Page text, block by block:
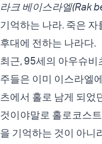
라크 베이스라엘(Rak
기억하는 나라. 죽은
후대에 전하는 나라다.
최근, 95세의 아우슈비
주들은 이미 이스라엘
츠에서 홀로 남게 되었
것이야말로 홀로코스
을 기억하는 것이 아니